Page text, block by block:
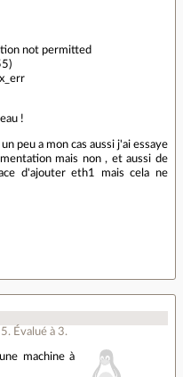
not permitted
!
peu a mon cas aussi j'ai essaye
mais non , et aussi de
d'ajouter eth1 mais cela ne
. Évalué à 3.
machine à